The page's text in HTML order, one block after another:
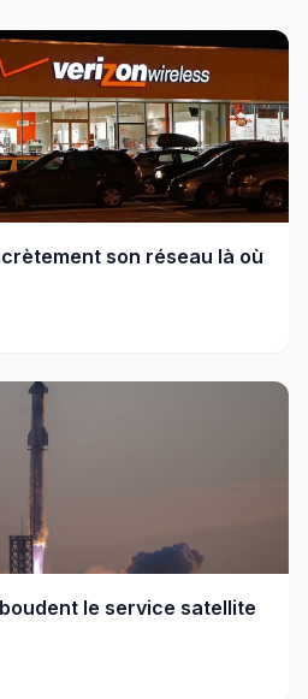
son réseau là où
le service satellite